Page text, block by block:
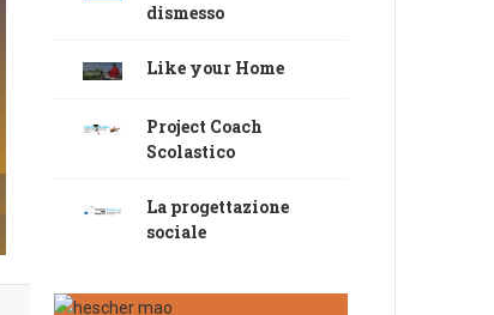
dismesso
Like your Home
Project Coach
Scolastico
La progettazione
sociale